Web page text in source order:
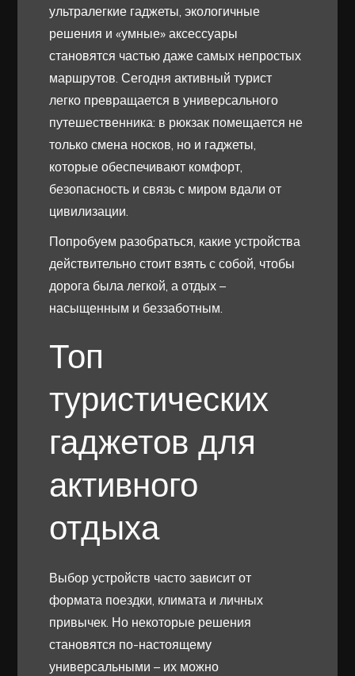
ультралегкие гаджеты, экологичные
решения и «умные» аксессуары
становятся частью даже самых непростых
маршрутов. Сегодня активный турист
легко превращается в универсального
путешественника: в рюкзак помещается не
только смена носков, но и гаджеты,
которые обеспечивают комфорт,
безопасность и связь с миром вдали от
цивилизации.
Попробуем разобраться, какие устройства
действительно стоит взять с собой, чтобы
дорога была легкой, а отдых –
насыщенным и беззаботным.
Топ
туристических
гаджетов для
активного
отдыха
Выбор устройств часто зависит от
формата поездки, климата и личных
привычек. Но некоторые решения
становятся по-настоящему
универсальными – их можно